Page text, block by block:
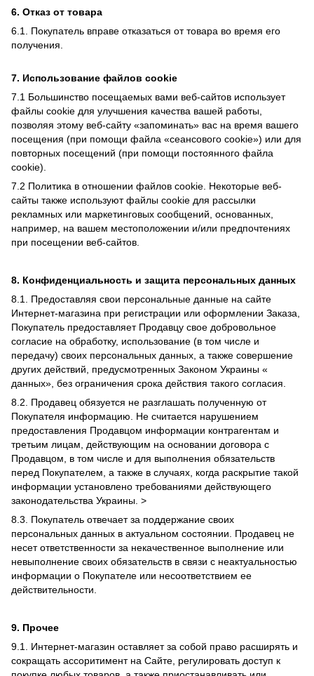
6. Отказ от товара
6.1. Покупатель вправе отказаться от товара во время его
получения.
7. Использование файлов cookie
7.1 Большинство посещаемых вами веб-сайтов использует
файлы cookie для улучшения качества вашей работы,
позволяя этому веб-сайту «запоминать» вас на время вашего
посещения (при помощи файла «сеансового cookie») или для
повторных посещений (при помощи постоянного файла
cookie).
7.2 Политика в отношении файлов cookie. Некоторые веб-
сайты также используют файлы cookie для рассылки
рекламных или маркетинговых сообщений, основанных,
например, на вашем местоположении и/или предпочтениях
при посещении веб-сайтов.
8. Конфиденциальность и защита персональных данных
8.1. Предоставляя свои персональные данные на сайте
Интернет-магазина при регистрации или оформлении Заказа,
Покупатель предоставляет Продавцу свое добровольное
согласие на обработку, использование (в том числе и
передачу) своих персональных данных, а также совершение
других действий, предусмотренных Законом Украины «
данных», без ограничения срока действия такого согласия.
8.2. Продавец обязуется не разглашать полученную от
Покупателя информацию. Не считается нарушением
предоставления Продавцом информации контрагентам и
третьим лицам, действующим на основании договора с
Продавцом, в том числе и для выполнения обязательств
перед Покупателем, а также в случаях, когда раскрытие такой
информации установлено требованиями действующего
законодательства Украины. >
8.3. Покупатель отвечает за поддержание своих
персональных данных в актуальном состоянии. Продавец не
несет ответственности за некачественное выполнение или
невыполнение своих обязательств в связи с неактуальностью
информации о Покупателе или несоответствием ее
действительности.
9. Прочее
9.1. Интернет-магазин оставляет за собой право расширять и
сокращать ассоритимент на Сайте, регулировать доступ к